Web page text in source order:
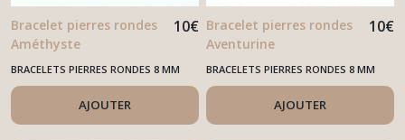
Bracelet pierres rondes
Améthyste
10€
BRACELETS PIERRES RONDES 8 MM
AJOUTER
Bracelet pierres rondes
Aventurine
10€
BRACELETS PIERRES RONDES 8 MM
AJOUTER